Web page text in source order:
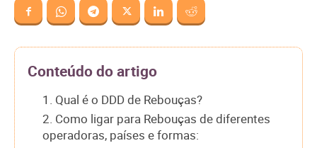
Conteúdo do artigo
1. Qual é o DDD de Rebouças?
2. Como ligar para Rebouças de diferentes
operadoras, países e formas: